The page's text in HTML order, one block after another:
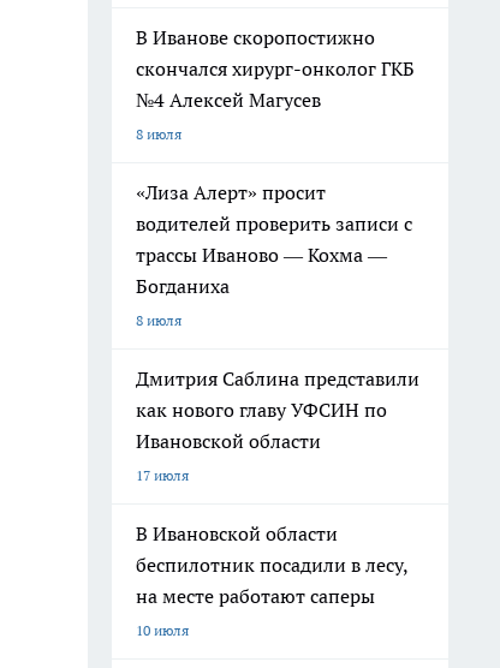
В Иванове скоропостижно
скончался хирург-онколог ГКБ
№4 Алексей Магусев
8 июля
«Лиза Алерт» просит
водителей проверить записи с
трассы Иваново — Кохма —
Богданиха
8 июля
Дмитрия Саблина представили
как нового главу УФСИН по
Ивановской области
17 июля
В Ивановской области
беспилотник посадили в лесу,
на месте работают саперы
10 июля